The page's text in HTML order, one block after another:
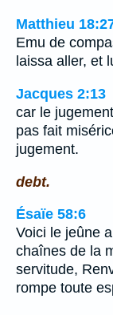
Matthieu
Emu de
laissa aller, et
Jacques 2:13
car le
pas fait
jugement.
debt.
Ésaïe 58:6
Voici le jeûne
chaînes de la
servitude,
rompe toute